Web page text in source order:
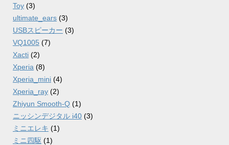
Toy (3)
ultimate_ears (3)
USBスピーカー (3)
VQ1005 (7)
Xacti (2)
Xperia (8)
Xperia_mini (4)
Xperia_ray (2)
Zhiyun Smooth-Q (1)
ニッシンデジタル i40 (3)
ミニエレキ (1)
ミニ四駆 (1)